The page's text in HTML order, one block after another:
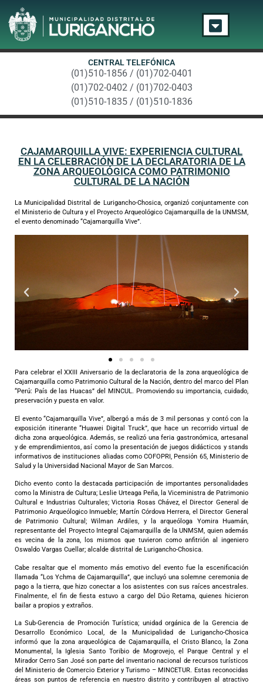
CENTRAL TELEFÓNICA
(01)510-1856 / (01)702-0401
(01)702-0402 / (01)702-0403
(01)510-1835 / (01)510-1836
CAJAMARQUILLA VIVE: EXPERIENCIA CULTURAL
EN LA CELEBRACIÓN DE LA DECLARATORIA DE LA
ZONA ARQUEOLÓGICA COMO PATRIMONIO
CULTURAL DE LA NACIÓN
La Municipalidad Distrital de Lurigancho-Chosica, organizó conjuntamente con
el Ministerio de Cultura y el Proyecto Arqueológico Cajamarquilla de la UNMSM,
el evento denominado “Cajamarquilla Vive”.
Para celebrar el XXIII Aniversario de la declaratoria de la zona arqueológica de
Cajamarquilla como Patrimonio Cultural de la Nación, dentro del marco del Plan
“Perú: País de las Huacas” del MINCUL. Promoviendo su importancia, cuidado,
preservación y puesta en valor.
El evento “Cajamarquilla Vive”, albergó a más de 3 mil personas y contó con la
exposición itinerante “Huawei Digital Truck”, que hace un recorrido virtual de
dicha zona arqueológica. Además, se realizó una feria gastronómica, artesanal
y de emprendimientos, así como la presentación de juegos didácticos y stands
informativos de instituciones aliadas como COFOPRI, Pensión 65, Ministerio de
Salud y la Universidad Nacional Mayor de San Marcos.
Dicho evento conto la destacada participación de importantes personalidades
como la Ministra de Cultura; Leslie Urteaga Peña, la Viceministra de Patrimonio
Cultural e Industrias Culturales; Victoria Rosas Chávez, el Director General de
Patrimonio Arqueólogico Inmueble; Martín Córdova Herrera, el Director General
de Patrimonio Cultural; Wilman Ardiles, y la arqueóloga Yomira Huamán,
representante del Proyecto Integral Cajamarquilla de la UNMSM, quien además
es vecina de la zona, los mismos que tuvieron como anfitrión al ingeniero
Oswaldo Vargas Cuellar; alcalde distrital de Lurigancho-Chosica.
Cabe resaltar que el momento más emotivo del evento fue la escenificación
llamada “Los Ychma de Cajamarquilla”, que incluyó una solemne ceremonia de
pago a la tierra, que hizo conectar a los asistentes con sus raíces ancestrales.
Finalmente, el fin de fiesta estuvo a cargo del Dúo Retama, quienes hicieron
bailar a propios y extraños.
La Sub-Gerencia de Promoción Turística; unidad orgánica de la Gerencia de
Desarrollo Económico Local, de la Municipalidad de Lurigancho-Chosica
informó que la zona arqueológica de Cajamarquilla, el Cristo Blanco, la Zona
Monumental, la Iglesia Santo Toribio de Mogrovejo, el Parque Central y el
Mirador Cerro San José son parte del inventario nacional de recursos turísticos
del Ministerio de Comercio Exterior y Turismo – MINCETUR. Estas reconocidas
áreas son puntos de referencia en nuestro distrito y contribuyen al atractivo